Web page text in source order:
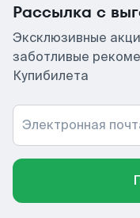
Рассылка с
Эксклюзивные
заботливые
Купибилета
Электронная